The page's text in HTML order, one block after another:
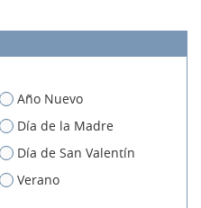
Año Nuevo
Día de la Madre
Día de San Valentín
Verano